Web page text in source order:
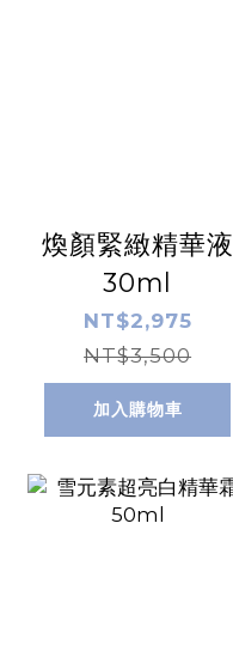
煥顏緊緻精華液
30ml
NT$2,975
NT$3,500
加入購物車